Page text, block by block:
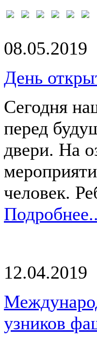
08.05.2019
День
Сегодня
перед
двери. На
человек.
12.04.2019
узников